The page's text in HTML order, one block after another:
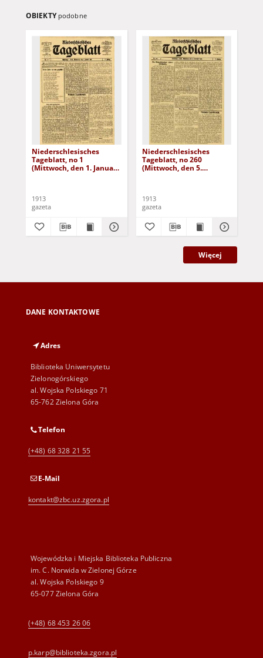
OBIEKTY podobne
Niederschlesisches
Tageblatt, no 1
(Mittwoch, den 1. Januar
1913
gazeta
Niederschlesisches
Tageblatt, no 260
(Mittwoch, den 5.
1913
gazeta
Więcej
DANE KONTAKTOWE
Adres
Biblioteka Uniwersytetu
Zielonogórskiego
al. Wojska Polskiego 71
65-762 Zielona Góra
Telefon
(+48) 68 328 21 55
E-Mail
kontakt@zbc.uz.zgora.pl
Wojewódzka i Miejska Biblioteka Publiczna
im. C. Norwida w Zielonej Górze
al. Wojska Polskiego 9
65-077 Zielona Góra
(+48) 68 453 26 06
p.karp@biblioteka.zgora.pl